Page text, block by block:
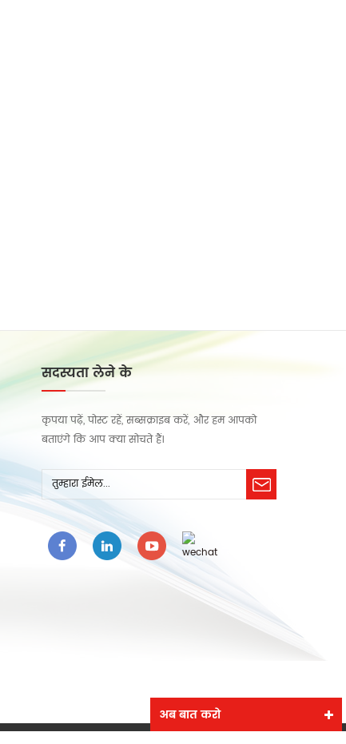
सदस्यता लेने के
कृपया पढ़ें, पोस्ट रहें, सब्सक्राइब करें, और हम आपको
बताएंगे कि आप क्या सोचते हैं।
अब बात करो